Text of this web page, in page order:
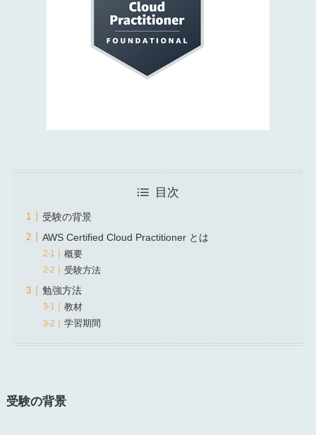
目次
受験の背景
AWS Certified Cloud Practitioner とは
概要
受験方法
勉強方法
教材
学習期間
受験の背景